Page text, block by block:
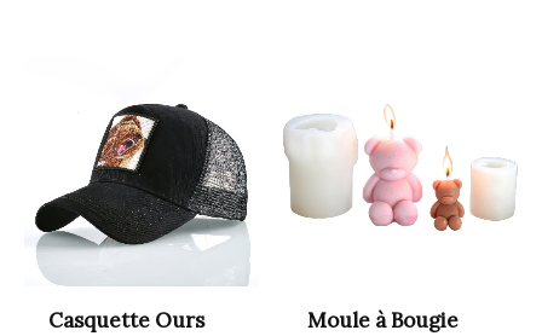
Casquette Ours
Moule à Bougie